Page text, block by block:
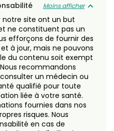
Moins afficher
notre site ont un but
ne constituent pas un
efforçons de fournir des
à jour, mais ne pouvons
du contenu soit exempt
recommandons
un médecin ou
qualifié pour toute
liée à votre santé.
fournies dans nos
risques. Nous
en cas de